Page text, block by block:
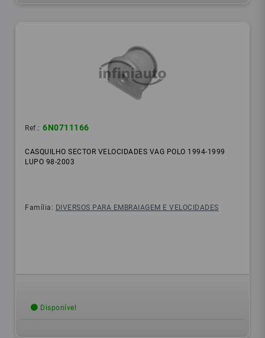
Ref.: 6N0711166
CASQUILHO SECTOR VELOCIDADES VAG POLO 1994-1999
LUPO 98-2003
Família: DIVERSOS PARA EMBRAIAGEM E VELOCIDADES
Disponível